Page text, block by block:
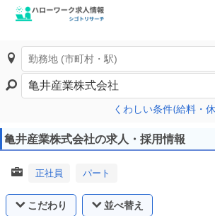
くわしい条件(給料・
亀井産業株式会社の求人・採用情報
正社員 パート
こだわり 並べ替え